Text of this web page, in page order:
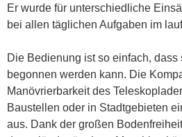
Er wurde für unterschiedliche
bei allen täglichen Aufgaben im
Die Bedienung ist so einfach, dass
begonnen werden kann. Die
Manövrierbarkeit des
Baustellen oder in Stadtgebieten
aus. Dank der großen